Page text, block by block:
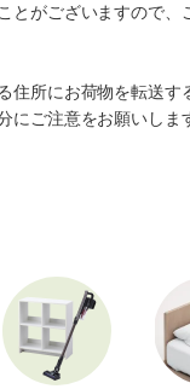
がございますので、
住所にお荷物を転送す
ご注意をお願いしま